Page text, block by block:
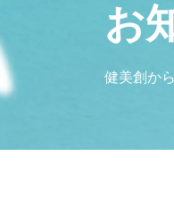
お
健美創か